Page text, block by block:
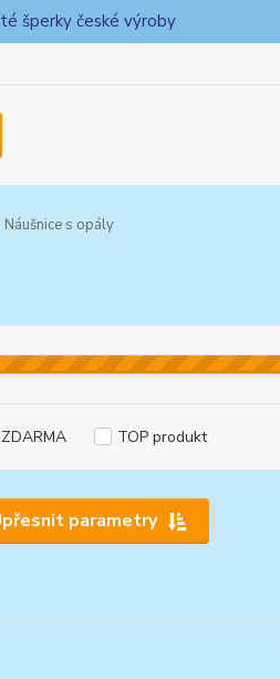
šperky české výroby
Náušnice s opály
parametry
TOP produkt